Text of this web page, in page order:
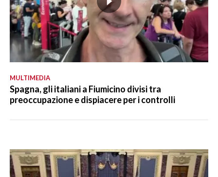
MULTIMEDIA
Spagna, gli italiani a Fiumicino divisi tra
preoccupazione e dispiacere per i controlli